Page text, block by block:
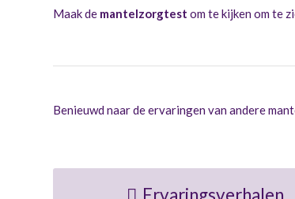
Maak de mantelzorgtest om te kijken om te
Benieuwd naar de ervaringen van andere